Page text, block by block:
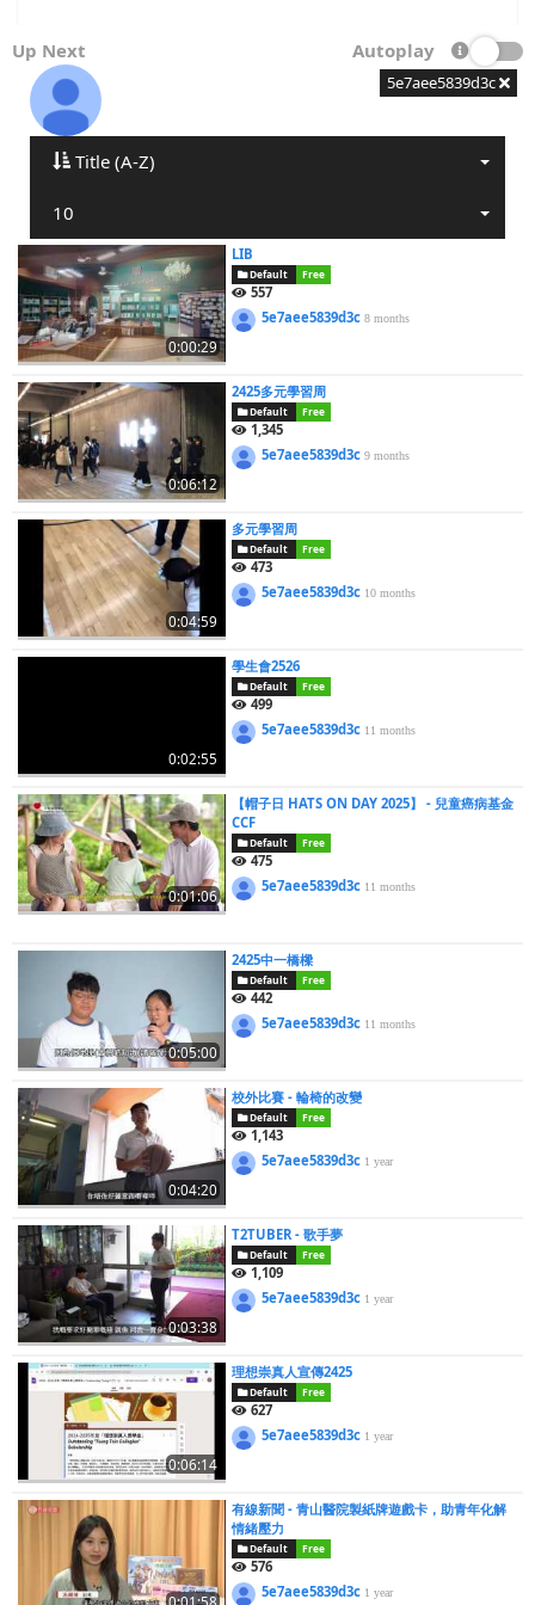
Up Next Autoplay
5e7aee5839d3c
Title (A-Z)
10
0:00:29
LIB
Default Free
557
5e7aee5839d3c8 months
0:06:12
2425多元學習周
Default Free
1,345
5e7aee5839d3c9 months
0:04:59
多元學習周
Default Free
473
5e7aee5839d3c 10 months
0:02:55
學生會2526
Default Free
499
5e7aee5839d3c 11 months
0:01:06
【帽子日 HATS ON DAY 2025】 - 兒童癌病基金
CCF
Default Free
475
5e7aee5839d3c 11 months
0:05:00
2425中一橋樑
Default Free
442
5e7aee5839d3c 11 months
0:04:20
校外比賽 - 輪椅的改變
Default Free
1,143
5e7aee5839d3c 1 year
0:03:38
T2TUBER - 歌手夢
Default Free
1,109
5e7aee5839d3c 1 year
0:06:14
理想崇真人宣傳2425
Default Free
627
5e7aee5839d3c 1 year
0:01:58
有線新聞 - 青山醫院製紙牌遊戲卡，助青年化解
情緒壓力
Default Free
576
5e7aee5839d3c 1 year